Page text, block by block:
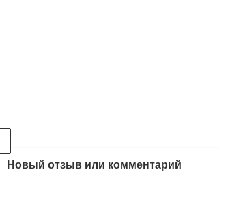
Новый отзыв или комментарий